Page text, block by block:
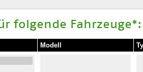
folgende Fahrzeuge*:
Modell